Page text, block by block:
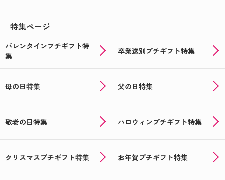
特集ページ
バレンタインプチギフト特
集
卒業送別プチギフト特集
母の日特集 父の日特集
敬老の日特集 ハロウィンプチギフト特集
クリスマスプチギフト特集 お年賀プチギフト特集